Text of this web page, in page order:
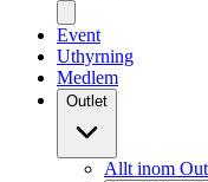
Event
Uthyrning
Medlem
Outlet
Allt inom